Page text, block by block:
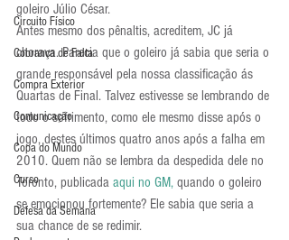
Circuito Físico
Cobrança de Falta
Compra Exterior
Comunicação
Copa do Mundo
Curso
Defesa da Semana
goleiro Júlio César.
Antes mesmo dos pênaltis, acreditem, JC já
chorava. Parecia que o goleiro já sabia que seria o
grande responsável pela nossa classificação ás
Quartas de Final. Talvez estivesse se lembrando de
todo o sofrimento, como ele mesmo disse após o
jogo, destes últimos quatro anos após a falha em
2010. Quem não se lembra da despedida dele no
Toronto, publicada aqui no GM, quando o goleiro
se emocionou fortemente? Ele sabia que seria a
sua chance de se redimir.